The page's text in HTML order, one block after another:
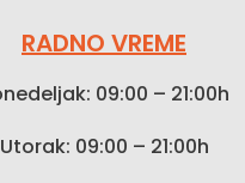
RADNO VREME
09:00 – 21:00h
Utorak: 09:00 – 21:00h